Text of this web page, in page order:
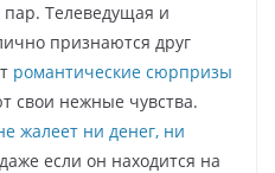
Телеведущая и
признаются друг
романтические сюрпризы
свои нежные чувства.
жалеет ни денег, ни
если он находится на